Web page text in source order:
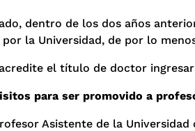
dentro de los dos años
la Universidad, de por lo
el título de doctor
para ser promovido a
Asistente de la